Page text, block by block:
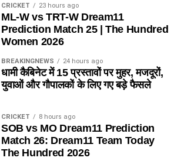
CRICKET 23 hours ago
ML-W vs TRT-W Dream11
Prediction Match 25 | The Hundred
Women 2026
BREAKINGNEWS 24 hours ago
धामी कैबिनेट में 15 प्रस्तावों पर मुहर, मजदूरों,
युवाओं और गौपालकों के लिए गए बड़े फैसले
CRICKET 8 hours ago
SOB vs MO Dream11 Prediction
Match 26: Dream11 Team Today
The Hundred 2026